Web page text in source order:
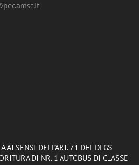
AI SENSI DELL’ART. 71 DEL DLGS
DI NR. 1 AUTOBUS DI CLASSE